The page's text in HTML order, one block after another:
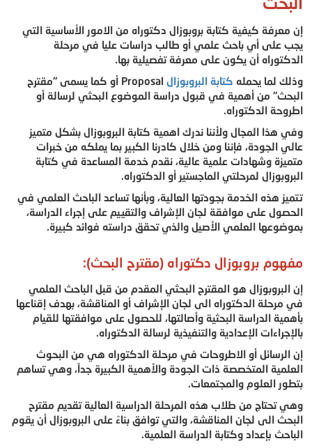
إن معرفة كيفية كتابة بروبوزال دكتوراه من الامور الأساسية التي
يجب على أي باحث علمي أو طالب دراسات عليا في مرحلة
الدكتوراه أن يكون على معرفة تفصيلية بها.
وذلك لما يحمله كتابة البروبوزال
Proposal أو كما يسمى "مقترح
البحث" من أهمية في قبول دراسة الموضوع البحثي لرسالة أو
اطروحة الدكتوراه.
وفي هذا المجال ولأننا ندرك اهمية كتابة البروبوزال بشكل متميز
عالي الجودة، فإننا ومن خلال كادرنا الكبير بما يملكه من خبرات
متميزة وشهادات علمية عالية، نقدم خدمة المساعدة في كتابة
البروبوزال لمرحلتي الماجستير أو الدكتوراه.
تتميز هذه الخدمة بجودتها العالية، وبأنها تساعد الباحث العلمي في
الحصول على موافقة لجان الإشراف والتقييم على إجراء الدراسة،
بموضوعها العلمي الأصيل والذي تحقق دراسته فوائد كبيرة.
مفهوم بروبوزال دكتوراه (مقترح البحث):
إن البروبوزال هو المقترح البحثي المقدم من قبل الباحث العلمي
في مرحلة الدكتوراه الى لجان الإشراف أو المناقشة، بهدف إقناعها
بأهمية الدراسة البحثية وأصالتها، للحصول على موافقتها للقيام
بالإجراءات الإعدادية والتنفيذية لرسالة الدكتوراه.
إن الرسائل أو الاطروحات في مرحلة الدكتوراه هي من البحوث
العلمية المتخصصة ذات الجودة والأهمية الكبيرة جداً، وهي تساهم
بتطور العلوم والمجتمعات.
وهي تحتاج من طلاب هذه المرحلة الدراسية العالية تقديم مقترح
البحث الى لجان المناقشة، والتي توافق بناءً على البروبوزال أن يقوم
الباحث بإعداد وكتابة الدراسة العلمية.